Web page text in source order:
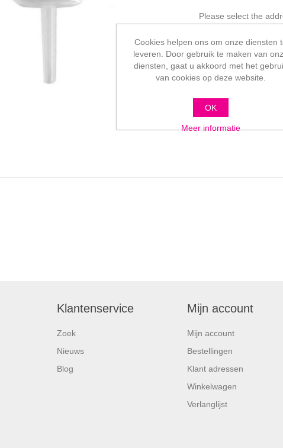
Please select the
Klantenservice
Zoek
Nieuws
Blog
Mijn account
Mijn account
Bestellingen
Klant adressen
Winkelwagen
Verlanglijst
Cookies helpen ons om onze diensten
leveren. Door gebruik te maken van
diensten, gaat u akkoord met het
van cookies op deze website.
OK
Meer informatie